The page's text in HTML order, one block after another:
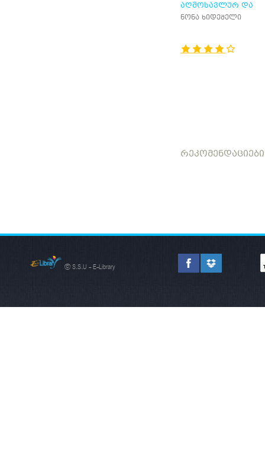
ᲐᲦᲛᲝᲡᲐᲕᲚᲣᲠ ᲓᲐ
ᲓᲐᲡᲐᲕᲚᲣᲠ
ᲐᲖᲠᲝᲕᲜᲔᲑᲐᲗᲐ
ნონა ხიდეშელი
ᲠᲔᲙᲝᲛᲔᲜᲓᲐᲪᲘᲔᲑᲘ
© S.S.U - E-Library